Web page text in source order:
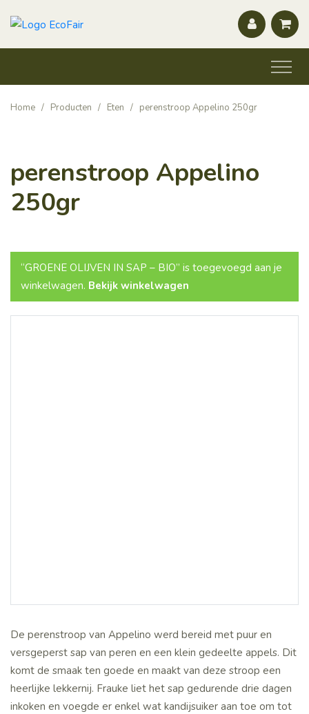
Home / Producten / Eten / perenstroop Appelino 250gr
perenstroop Appelino
250gr
“GROENE OLIJVEN IN SAP – BIO” is toegevoegd aan je
winkelwagen. Bekijk winkelwagen
De perenstroop van Appelino werd bereid met puur en
versgeperst sap van peren en een klein gedeelte appels. Dit
komt de smaak ten goede en maakt van deze stroop een
heerlijke lekkernij. Frauke liet het sap gedurende drie dagen
inkoken en voegde er enkel wat kandijsuiker aan toe om tot